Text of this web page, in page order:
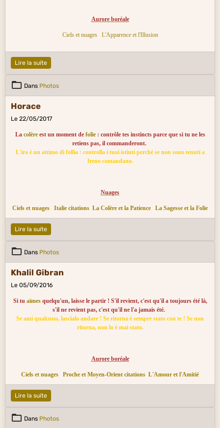
Aurore boréale
Ciels et nuages L'Apparence et l'Illusion
Lire la suite
Dans Photos
Horace
Le 22/05/2017
La colère est un moment de folie: contrôle tes instincts parce que si tu ne les
retiens pas, il commanderont.
L'ira è un attimo di follia : controlla i tuoi istinti perchè se non sono tenuti a
freno comandano.
Nuages
Ciels et nuages Italie citations La Colère et la Patience La Sagesse et la Folie
Lire la suite
Dans Photos
Khalil Gibran
Le 05/09/2016
Si tu aimesquelqu'un, laisse le partir ! S'il revient, c'est qu'il a toujours été là,
s'il ne revient pas, c'est qu'il ne l'a jamais été.
Se ami qualcuno, lascialo andare ! Se ritorna è sempre stato con te ! Se non
ritorna, non lo è mai stato.
Aurore boréale
Ciels et nuages Proche et Moyen-Orient citations L'Amour et l'Amitié
Lire la suite
Dans Photos